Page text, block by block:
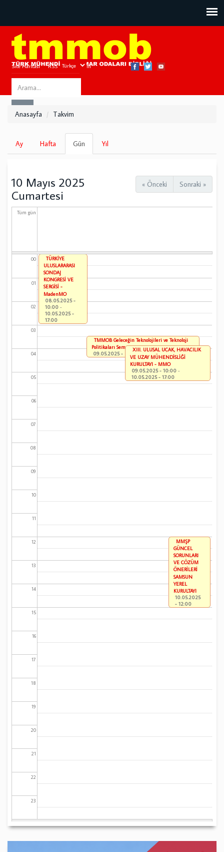
Site Haritası RSS Bize Ulaşın
Search
this
Anasayfa Takvim
Birincil
sekmeler
Ay Hafta Gün
sekme)
Yıl
« Önceki Sonraki »
10 Mayıs 2025
Cumartesi
Tüm gün
00
01
02
03
04
05
06
07
08
09
10
11
12
13
14
15
16
17
18
19
20
21
22
23
TÜRKİYE
ULUSLARARASI
SONDAJ
KONGRESİ VE
SERGİSİ -
MadenMO
08.05.2025 -
10:00 -
10.05.2025 -
17:00
TMMOB Geleceğin Teknolojileri ve Teknoloji
Politikaları Sempozyumu
09.05.2025 - 09:30-10.05.2025 - 17:00
XIII. ULUSAL UÇAK, HAVACILIK
VE UZAY MÜHENDİSLİĞİ
KURULTAYI - MMO
09.05.2025 - 10:00-
10.05.2025 - 17:00
MMŞP
GÜNCEL
SORUNLARI
VE ÇÖZÜM
ÖNERİLERİ
SAMSUN
YEREL
KURULTAYI
10.05.2025
- 12:00